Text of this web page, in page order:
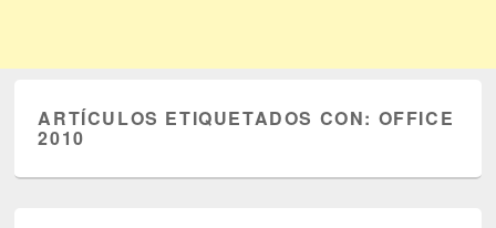
ARTÍCULOS ETIQUETADOS CON: OFFICE
2010